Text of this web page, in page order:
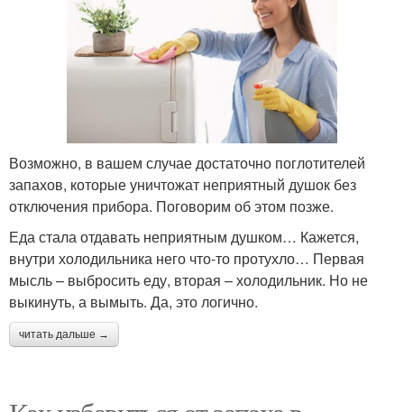
Возможно, в вашем случае достаточно поглотителей
запахов, которые уничтожат неприятный душок без
отключения прибора. Поговорим об этом позже.
Еда стала отдавать неприятным душком… Кажется,
внутри холодильника него что-то протухло… Первая
мысль – выбросить еду, вторая – холодильник. Но не
выкинуть, а вымыть. Да, это логично.
читать дальше →